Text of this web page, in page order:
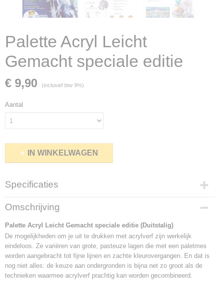
Palette Acryl Leicht
Gemacht speciale editie
€ 9,90 (inclusief btw 9%)
Aantal
IN WINKELWAGEN
Specificaties
Netto gewicht
0,49 Kg
Bruto gewicht
0,49 Kg
Omschrijving
Palette Acryl Leicht Gemacht speciale editie (Duitstalig)
De mogelijkheden om je uit te drukken met acrylverf zijn werkelijk
eindeloos. Ze variëren van grote, pasteuze lagen die met een paletmes
worden aangebracht tot fijne lijnen en zachte kleurovergangen. En dat is
nog niet alles: de keuze aan ondergronden is bijna net zo groot als de
technieken waarmee acrylverf prachtig kan worden gecombineerd.